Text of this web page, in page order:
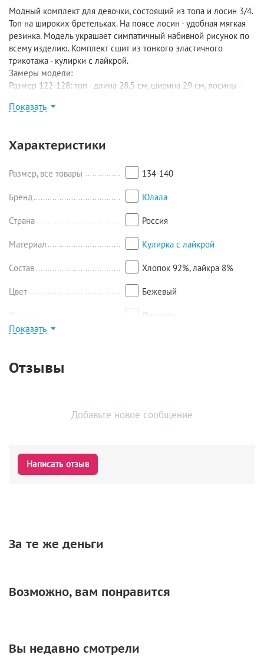
Модный комплект для девочки, состоящий из топа и лосин 3/4.
Топ на широких бретельках. На поясе лосин - удобная мягкая
резинка. Модель украшает симпатичный набивной рисунок по
всему изделию. Комплект сшит из тонкого эластичного
трикотажа - кулирки с лайкрой.
Замеры модели:
Размер 122-128: топ - длина 28,5 см, ширина 29 см, лосины -
см;
Размер 140-146: топ - длина 31 см, ширина 33 см, лосины -
Размер 152-158: топ - длина 34 см, ширина 34,5 см, лосины -
Показать
Характеристики
Размер, все товары 134-140
Бренд Юлала
Страна Россия
Материал Кулирка с лайкрой
Состав Хлопок 92%, лайкра 8%
Цвет Бежевый
Леопард
Показать
Отзывы
Добавьте новое сообщение
Написать отзыв
За те же деньги
Возможно, вам понравится
Вы недавно смотрели